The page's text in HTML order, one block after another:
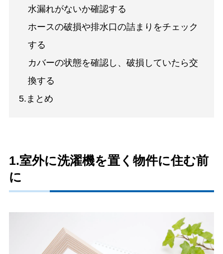
水漏れがないか確認する
ホースの破損や排水口の詰まりをチェック
する
カバーの状態を確認し、破損していたら交
換する
5.まとめ
1.室外に洗濯機を置く物件に住む前
に